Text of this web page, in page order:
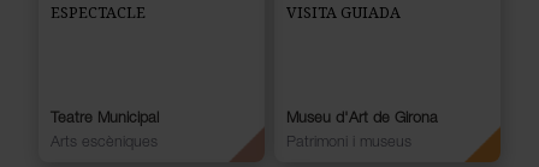
ESPECTACLE
Teatre Municipal
Arts escèniques
VISITA GUIADA
Museu d'Art de Girona
Patrimoni i museus